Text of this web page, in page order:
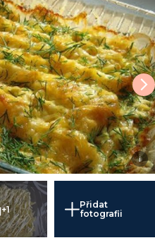
i
+1
Přidat
fotografii